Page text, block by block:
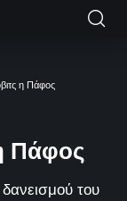
η Πάφος
Πάφος
του